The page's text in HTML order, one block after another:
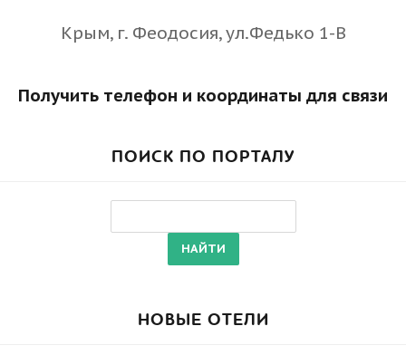
Крым, г. Феодосия, ул.Федько 1-В
Получить телефон и координаты для связи
ПОИСК ПО ПОРТАЛУ
НОВЫЕ ОТЕЛИ